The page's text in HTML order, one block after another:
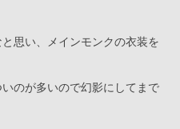
思い、メインモンクの衣装を
のが多いので幻影にしてまで